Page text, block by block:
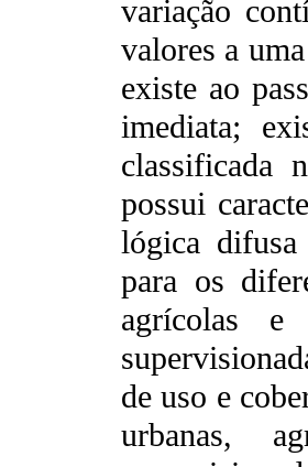
variação
valores a
existe ao
imediata;
classificada
possui
lógica difusa
para os
agrícolas e
de uso e
urbanas,